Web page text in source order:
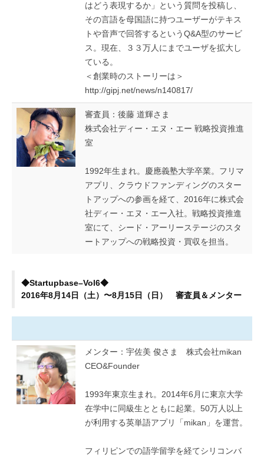
はどう表現するか」という質問を投稿し、
その言語を母国語に持つユーザーがテキス
トや音声で回答するというQ&A型のサービ
ス。現在、３３万人にまでユーザを拡大し
ている。
＜創業時のストーリーは＞
http://gipj.net/news/n140817/
審査員：後藤 道輝さま
株式会社ディー・エヌ・エー 戦略投資推進
室
1992年生まれ。慶應義塾大学卒業。フリマ
アプリ、クラウドファンディングのスター
トアップへの参画を経て、2016年に株式会
社ディー・エヌ・エー入社。戦略投資推進
室にて、シード・アーリーステージのスタ
ートアップへの戦略投資・買収を担当。
◆Startupbase–Vol6◆
2016年8月14日（土）〜8月15日（日） 審査員＆メンター
メンター：宇佐美 俊さま 株式会社mikan
CEO&Founder
1993年東京生まれ。2014年6月に東京大学
在学中に同級生とともに起業。50万人以上
が利用する英単語アプリ「mikan」を運営。
フィリピンでの語学留学を経てシリコンバ